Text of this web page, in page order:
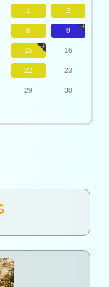
1 2
8 9
15 16
22 23
29 30